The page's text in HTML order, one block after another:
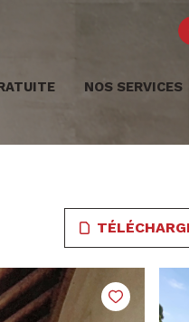
NOS SERVICES